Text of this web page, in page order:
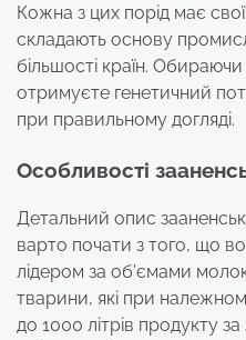
Кожна з цих порід має
складають основу
більшості країн.
отримуєте генетичний
при правильному догляді.
Особливості
Детальний опис
варто почати з того, що
лідером за об’ємами
тварини, які при
до 1000 літрів продукту